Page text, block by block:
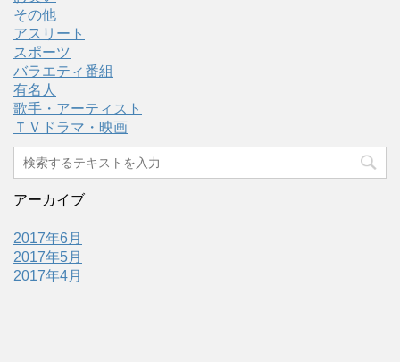
その他
アスリート
スポーツ
バラエティ番組
有名人
歌手・アーティスト
ＴＶドラマ・映画
アーカイブ
2017年6月
2017年5月
2017年4月